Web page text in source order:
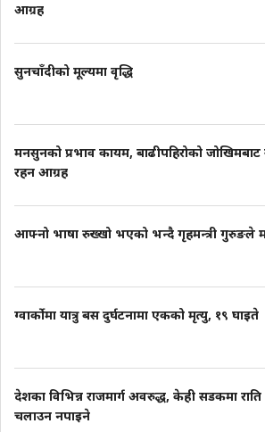
आग्रह
सुनचाँदीको मूल्यमा वृद्धि
मनसुनको प्रभाव कायम, बाढीपहिरोको जोखिमबाट
रहन आग्रह
आफ्नो भाषा रुख्खो भएको भन्दै गृहमन्त्री गुरुङले
ग्वार्कोमा यात्रु बस दुर्घटनामा एकको मृत्यु, १९ घाइते
देशका विभिन्न राजमार्ग अवरुद्ध, केही सडकमा राति
चलाउन नपाइने